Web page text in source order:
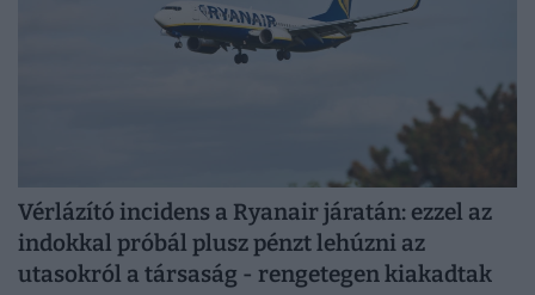
Vérlázító incidens a Ryanair járatán: ezzel az
indokkal próbál plusz pénzt lehúzni az
utasokról a társaság - rengetegen kiakadtak